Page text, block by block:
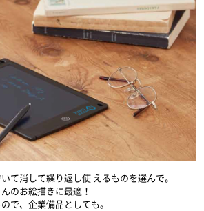
て消して繰り返し使 えるものを選んで。
のお絵描きに最適！
で、企業備品としても。